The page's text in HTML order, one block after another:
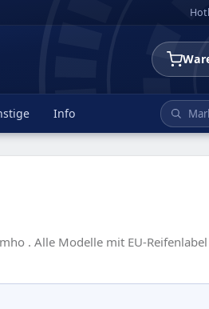
Info
. Alle Modelle mit EU-